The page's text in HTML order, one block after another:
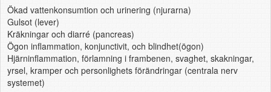
Ökad vattenkonsumtion och urinering (njurarna)
Gulsot (lever)
Kräkningar och diarré (pancreas)
Ögon inflammation, konjunctivit, och blindhet(ögon)
Hjärninflammation, förlamning i frambenen, svaghet, skakningar,
yrsel, kramper och personlighets förändringar (centrala nerv
systemet)